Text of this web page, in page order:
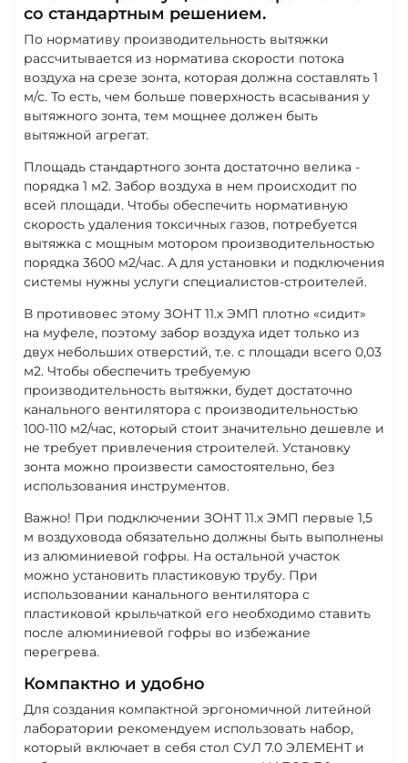
со стандартным решением.
По нормативу производительность вытяжки
рассчитывается из норматива скорости потока
воздуха на срезе зонта, которая должна составлять 1
м/с. То есть, чем больше поверхность всасывания у
вытяжного зонта, тем мощнее должен быть
вытяжной агрегат.
Площадь стандартного зонта достаточно велика -
порядка 1 м2. Забор воздуха в нем происходит по
всей площади. Чтобы обеспечить нормативную
скорость удаления токсичных газов, потребуется
вытяжка с мощным мотором производительностью
порядка 3600 м2/час. А для установки и подключения
системы нужны услуги специалистов-строителей.
В противовес этому ЗОНТ 11.х ЭМП плотно «сидит»
на муфеле, поэтому забор воздуха идет только из
двух небольших отверстий, т.е. с площади всего 0,03
м2. Чтобы обеспечить требуемую
производительность вытяжки, будет достаточно
канального вентилятора с производительностью
100-110 м2/час, который стоит значительно дешевле и
не требует привлечения строителей. Установку
зонта можно произвести самостоятельно, без
использования инструментов.
Важно! При подключении ЗОНТ 11.х ЭМП первые 1,5
м воздуховода обязательно должны быть выполнены
из алюминиевой гофры. На остальной участок
можно установить пластиковую трубу. При
использовании канального вентилятора с
пластиковой крыльчаткой его необходимо ставить
после алюминиевой гофры во избежание
перегрева.
Компактно и удобно
Для создания компактной эргономичной литейной
лаборатории рекомендуем использовать набор,
который включает в себя стол СУЛ 7.0 ЭЛЕМЕНТ и